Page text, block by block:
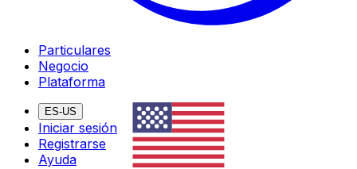
Particulares
Negocio
Plataforma
ES-US
Iniciar sesión
Registrarse
Ayuda